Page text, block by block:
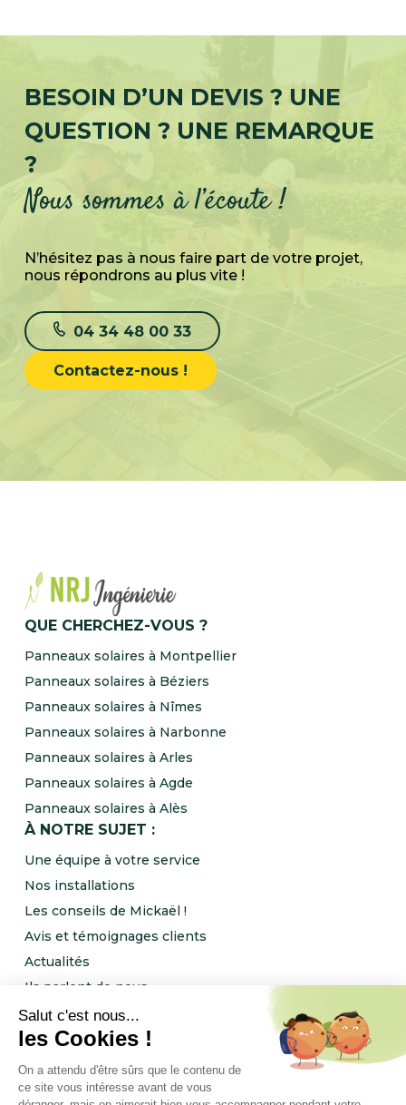
BESOIN D’UN DEVIS ? UNE
QUESTION ? UNE REMARQUE
?
Nous sommes à l’écoute !
N’hésitez pas à nous faire part de votre projet,
nous répondrons au plus vite !
04 34 48 00 33
Contactez-nous !
QUE CHERCHEZ-VOUS ?
Panneaux solaires à Montpellier
Panneaux solaires à Béziers
Panneaux solaires à Nîmes
Panneaux solaires à Narbonne
Panneaux solaires à Arles
Panneaux solaires à Agde
Panneaux solaires à Alès
À NOTRE SUJET :
Une équipe à votre service
Nos installations
Les conseils de Mickaël !
Avis et témoignages clients
Actualités
Ils parlent de nous
Rejoignez l’équipe NRJ Ingénierie !
Notre programme de parrainage